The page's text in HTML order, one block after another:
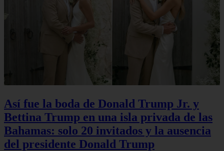
Así fue la boda de Donald Trump Jr. y
Bettina Trump en una isla privada de las
Bahamas: solo 20 invitados y la ausencia
del presidente Donald Trump